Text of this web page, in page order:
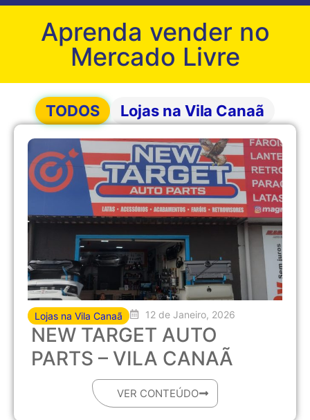
Aprenda vender no
Mercado Livre
Lojas na Vila Canaã
TODOS
Lojas na Vila Canaã 12 de Janeiro, 2026
NEW TARGET AUTO
PARTS – VILA CANAÃ
VER CONTEÚDO